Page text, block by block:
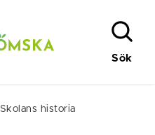
Sök
Skolans historia